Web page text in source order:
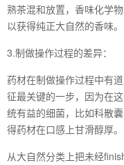
熟茶混和放置，香味化学
以获得纯正大自然的香味。
3.制做操作过程的差异：
药材在制做操作过程中有
征最关键的一步，因为在
统有益的细菌，比如科散
得药材在口感上甘滑醇厚。
从大自然分类上把未经